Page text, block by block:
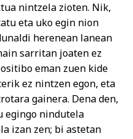
nintzela zioten. Nik,
eta uko egin nion
herenean lanean
sarritan joaten ez
eman zuen kide
ez nintzen egon, eta
gainera. Dena den,
egingo nindutela
izan zen; bi astetan